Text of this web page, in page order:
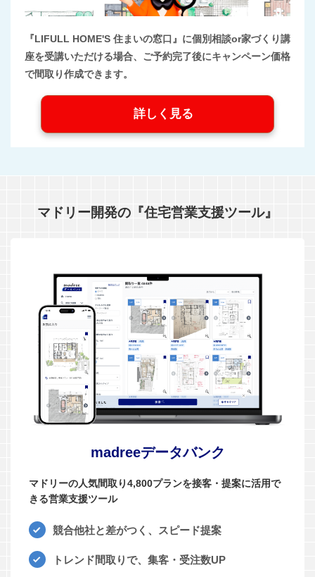
『LIFULL HOME'S 住まいの窓口』に個別相談or家づくり講
座を受講いただける場合、ご予約完了後にキャンペーン価格
で間取り作成できます。
詳しく見る
マドリー開発の『住宅営業支援ツール』
madreeデータバンク
マドリーの人気間取り4,800プランを接客・提案に活用で
きる営業支援ツール
競合他社と差がつく、スピード提案
トレンド間取りで、集客・受注数UP